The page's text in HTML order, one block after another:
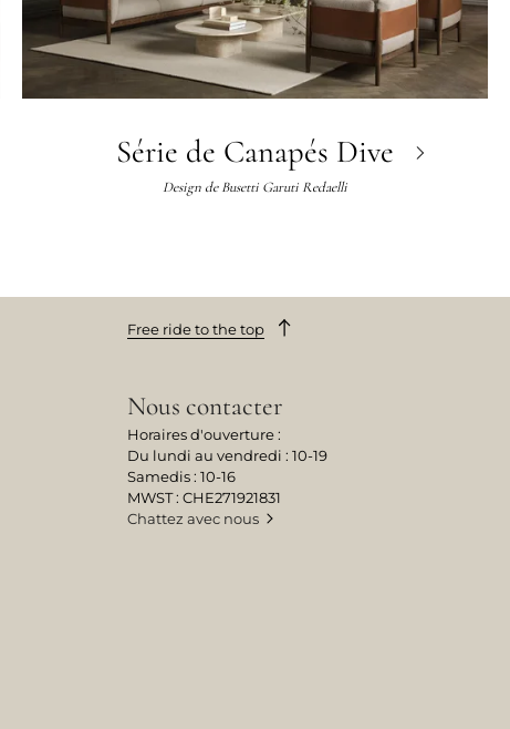
Série de Canapés Dive
Design deBusetti Garuti Redaelli
Free ride to the top
Nous contacter
Horaires d'ouverture :
Du lundi au vendredi : 10-19
Samedis : 10-16
MWST : CHE271921831
Chattez avec nous